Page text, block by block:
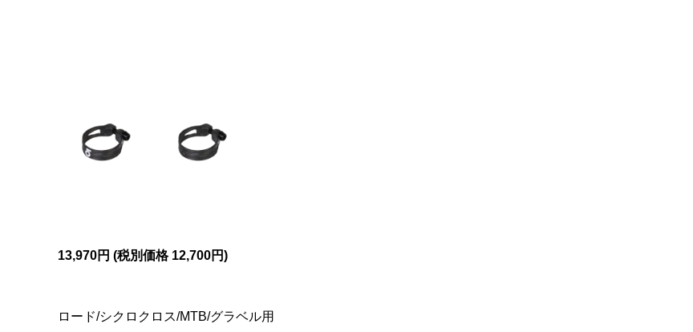
13,970円 (税別価格 12,700円)
ロード/シクロクロス/MTB/グラベル用